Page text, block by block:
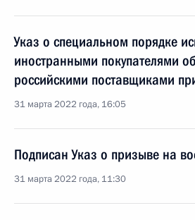
Указ о специальном порядке
иностранными покупателями
российскими поставщиками
31 марта 2022 года, 16:05
Подписан Указ о призыве на
31 марта 2022 года, 11:30